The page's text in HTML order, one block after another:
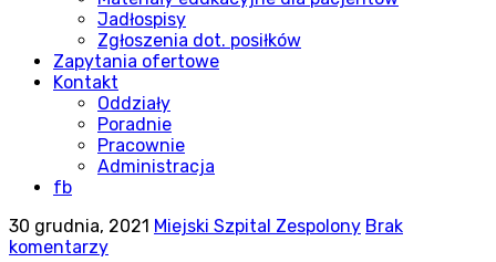
Jadłospisy
Zgłoszenia dot. posiłków
Zapytania ofertowe
Kontakt
Oddziały
Poradnie
Pracownie
Administracja
fb
30 grudnia, 2021 Miejski Szpital Zespolony Brak
komentarzy